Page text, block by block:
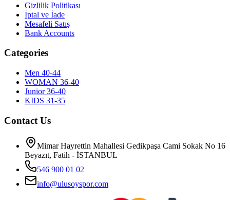
Gizlilik Politikası
İptal ve İade
Mesafeli Satış
Bank Accounts
Categories
Men 40-44
WOMAN 36-40
Junior 36-40
KIDS 31-35
Contact Us
Mimar Hayrettin Mahallesi Gedikpaşa Cami Sokak No 16
Beyazıt, Fatih - İSTANBUL
546 900 01 02
info@ulusoyspor.com